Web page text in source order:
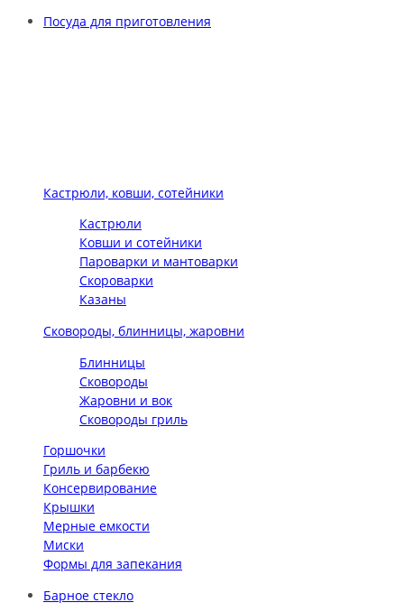
Посуда для приготовления
Кастрюли, ковши, сотейники
Кастрюли
Ковши и сотейники
Пароварки и мантоварки
Скороварки
Казаны
Сковороды, блинницы, жаровни
Блинницы
Сковороды
Жаровни и вок
Сковороды гриль
Горшочки
Гриль и барбекю
Консервирование
Крышки
Мерные емкости
Миски
Формы для запекания
Барное стекло